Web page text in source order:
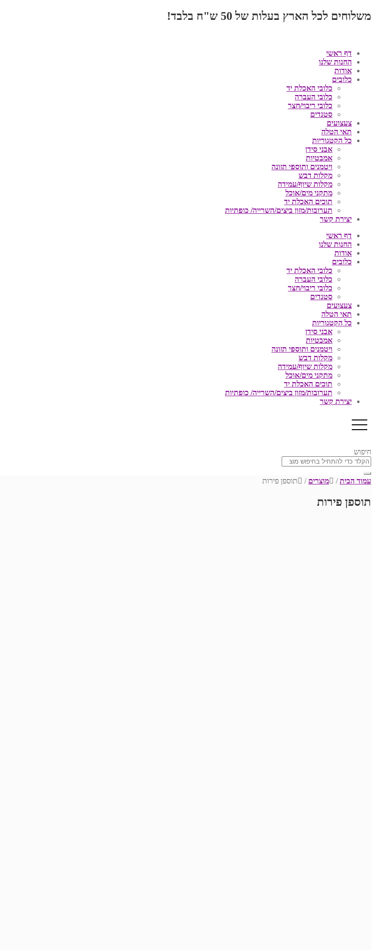
משלוחים לכל הארץ בעלות של 50 ש"ח בלבד!
דף ראשי
החנות שלנו
אודות
כלובים
כלובי האכלת יד
כלובי העברה
כלובי ריבוי/חצר
סטנדים
צעצועים
תאי הטלה
כל הקטגוריות
אבני סידן
אמבטיות
ויטמנים ותוספי תזונה
מקלות דבש
מקלות שיוף/עמידה
מתקני מים/אוכל
תוכים האכלת יד
תערובות/מזון ביצים/השרייה/ כופתיות
יצירת קשר
דף ראשי
החנות שלנו
אודות
כלובים
כלובי האכלת יד
כלובי העברה
כלובי ריבוי/חצר
סטנדים
צעצועים
תאי הטלה
כל הקטגוריות
אבני סידן
אמבטיות
ויטמנים ותוספי תזונה
מקלות דבש
מקלות שיוף/עמידה
מתקני מים/אוכל
תוכים האכלת יד
תערובות/מזון ביצים/השרייה/ כופתיות
יצירת קשר
חיפוש
עמוד הבית/ מוצרים / תוספן פירות
תוספן פירות